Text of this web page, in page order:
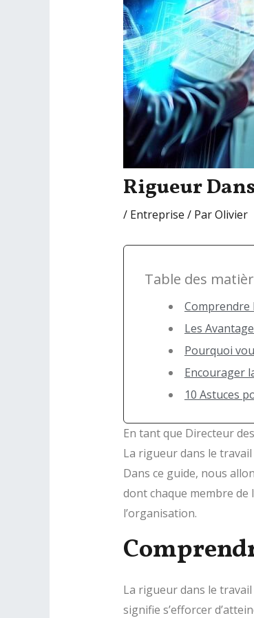
Rigueur
/ Entreprise / ParOlivier
Table des
Comprendre
Les
Pourquoi
Encourager
10 Astuces
En tant que Directeur
La rigueur dans le
Dans ce guide, nous
dont chaque membre
l’organisation.
La rigueur dans le
signifie s’efforcer